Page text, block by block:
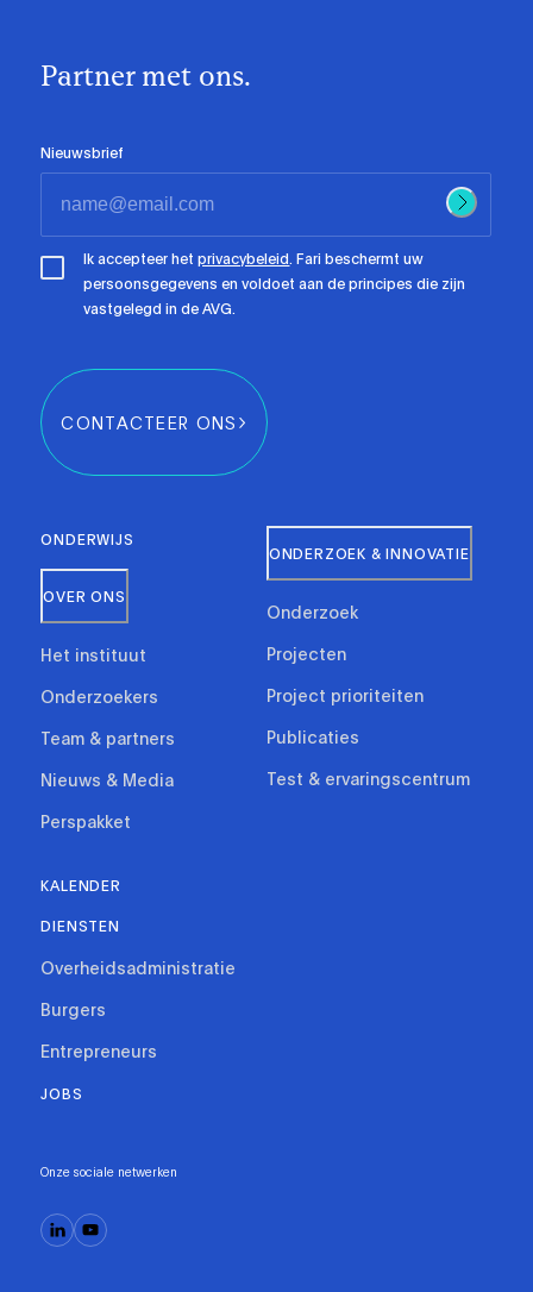
Partner met ons.
Nieuwsbrief
Ik accepteer hetprivacybeleid. Fari beschermt uw
persoonsgegevens en voldoet aan de principes die zijn
vastgelegd in de AVG.
CONTACTEER ONS
ONDERWIJS
OVER ONS
Het instituut
Onderzoekers
Team & partners
Nieuws & Media
Perspakket
ONDERZOEK & INNOVATIE
Onderzoek
Projecten
Project prioriteiten
Publicaties
Test & ervaringscentrum
KALENDER
DIENSTEN
Overheidsadministratie
Burgers
Entrepreneurs
JOBS
Onze sociale netwerken